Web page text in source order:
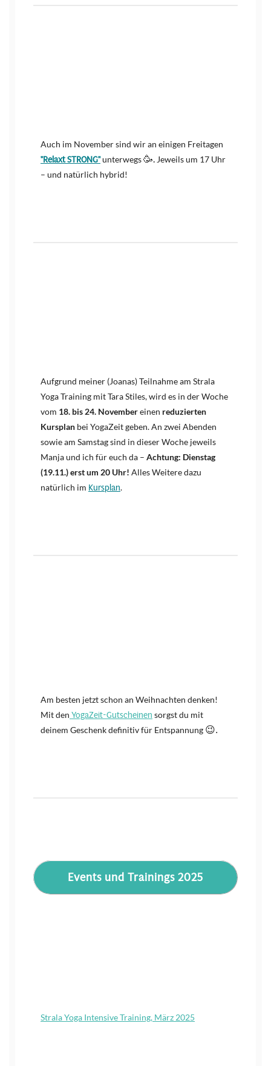
Auch im November sind wir an einigen Freitagen
"Relaxt STRONG"unterwegs🥳. Jeweils um 17 Uhr
– und natürlich hybrid!
Aufgrund meiner (Joanas) Teilnahme am Strala
Yoga Training mit Tara Stiles, wird es in der Woche
vom 18. bis 24. Novembereinen reduzierten
Kursplan bei YogaZeit geben. An zwei Abenden
sowie am Samstag sind in dieser Woche jeweils
Manja und ich für euch da – Achtung: Dienstag
(19.11.) erst um 20 Uhr! Alles Weitere dazu
natürlich im Kursplan.
Am besten jetzt schon an Weihnachten denken!
Mit den YogaZeit-Gutscheinen sorgst du mit
deinem Geschenk definitiv für Entspannung 😉.
Events und Trainings 2025
Strala Yoga Intensive Training, März 2025